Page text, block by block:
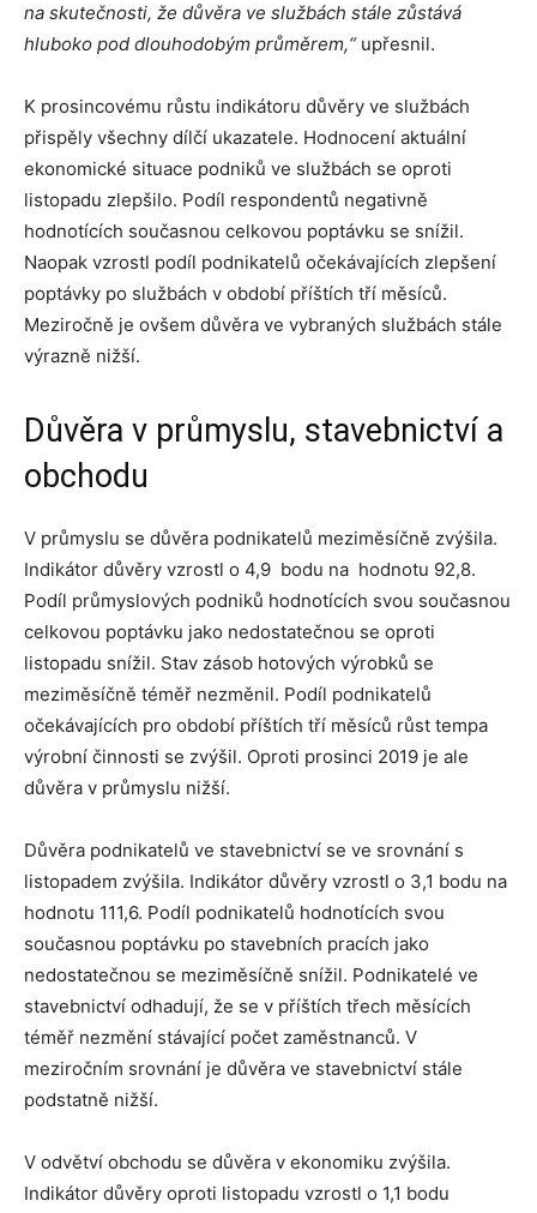
na skutečnosti, že důvěra ve službách stále zůstává
hluboko pod dlouhodobým průměrem,“upřesnil.
K prosincovému růstu indikátoru důvěry ve službách
přispěly všechny dílčí ukazatele. Hodnocení aktuální
ekonomické situace podniků ve službách se oproti
listopadu zlepšilo. Podíl respondentů negativně
hodnotících současnou celkovou poptávku se snížil.
Naopak vzrostl podíl podnikatelů očekávajících zlepšení
poptávky po službách v období příštích tří měsíců.
Meziročně je ovšem důvěra ve vybraných službách stále
výrazně nižší.
Důvěra v průmyslu, stavebnictví a
obchodu
V průmyslu se důvěra podnikatelů meziměsíčně zvýšila.
Indikátor důvěry vzrostl o 4,9 bodu na hodnotu 92,8.
Podíl průmyslových podniků hodnotících svou současnou
celkovou poptávku jako nedostatečnou se oproti
listopadu snížil. Stav zásob hotových výrobků se
meziměsíčně téměř nezměnil. Podíl podnikatelů
očekávajících pro období příštích tří měsíců růst tempa
výrobní činnosti se zvýšil. Oproti prosinci 2019 je ale
důvěra v průmyslu nižší.
Důvěra podnikatelů ve stavebnictví se ve srovnání s
listopadem zvýšila. Indikátor důvěry vzrostl o 3,1 bodu na
hodnotu 111,6. Podíl podnikatelů hodnotících svou
současnou poptávku po stavebních pracích jako
nedostatečnou se meziměsíčně snížil. Podnikatelé ve
stavebnictví odhadují, že se v příštích třech měsících
téměř nezmění stávající počet zaměstnanců. V
meziročním srovnání je důvěra ve stavebnictví stále
podstatně nižší.
V odvětví obchodu se důvěra v ekonomiku zvýšila.
Indikátor důvěry oproti listopadu vzrostl o 1,1 bodu